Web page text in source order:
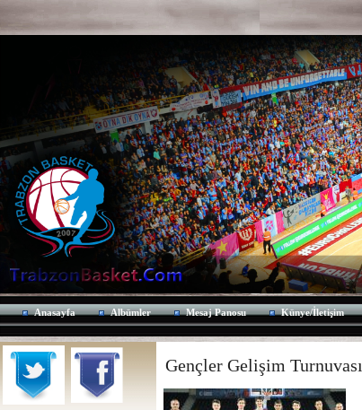
Anasayfa Albümler Mesaj Panosu Künye/İletişim
Gençler Gelişim